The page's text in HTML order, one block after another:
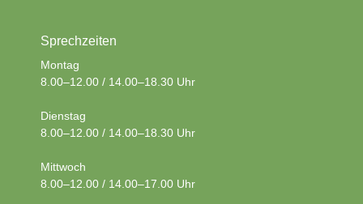
Sprechzeiten
Montag
8.00–12.00 / 14.00–18.30 Uhr
Dienstag
8.00–12.00 / 14.00–18.30 Uhr
Mittwoch
8.00–12.00 / 14.00–17.00 Uhr